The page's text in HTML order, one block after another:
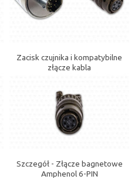
Zacisk czujnika i kompatybilne
złącze kabla
Szczegół - Złącze bagnetowe
Amphenol 6-PIN